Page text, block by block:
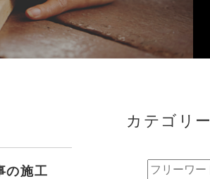
の施工
カテゴリー